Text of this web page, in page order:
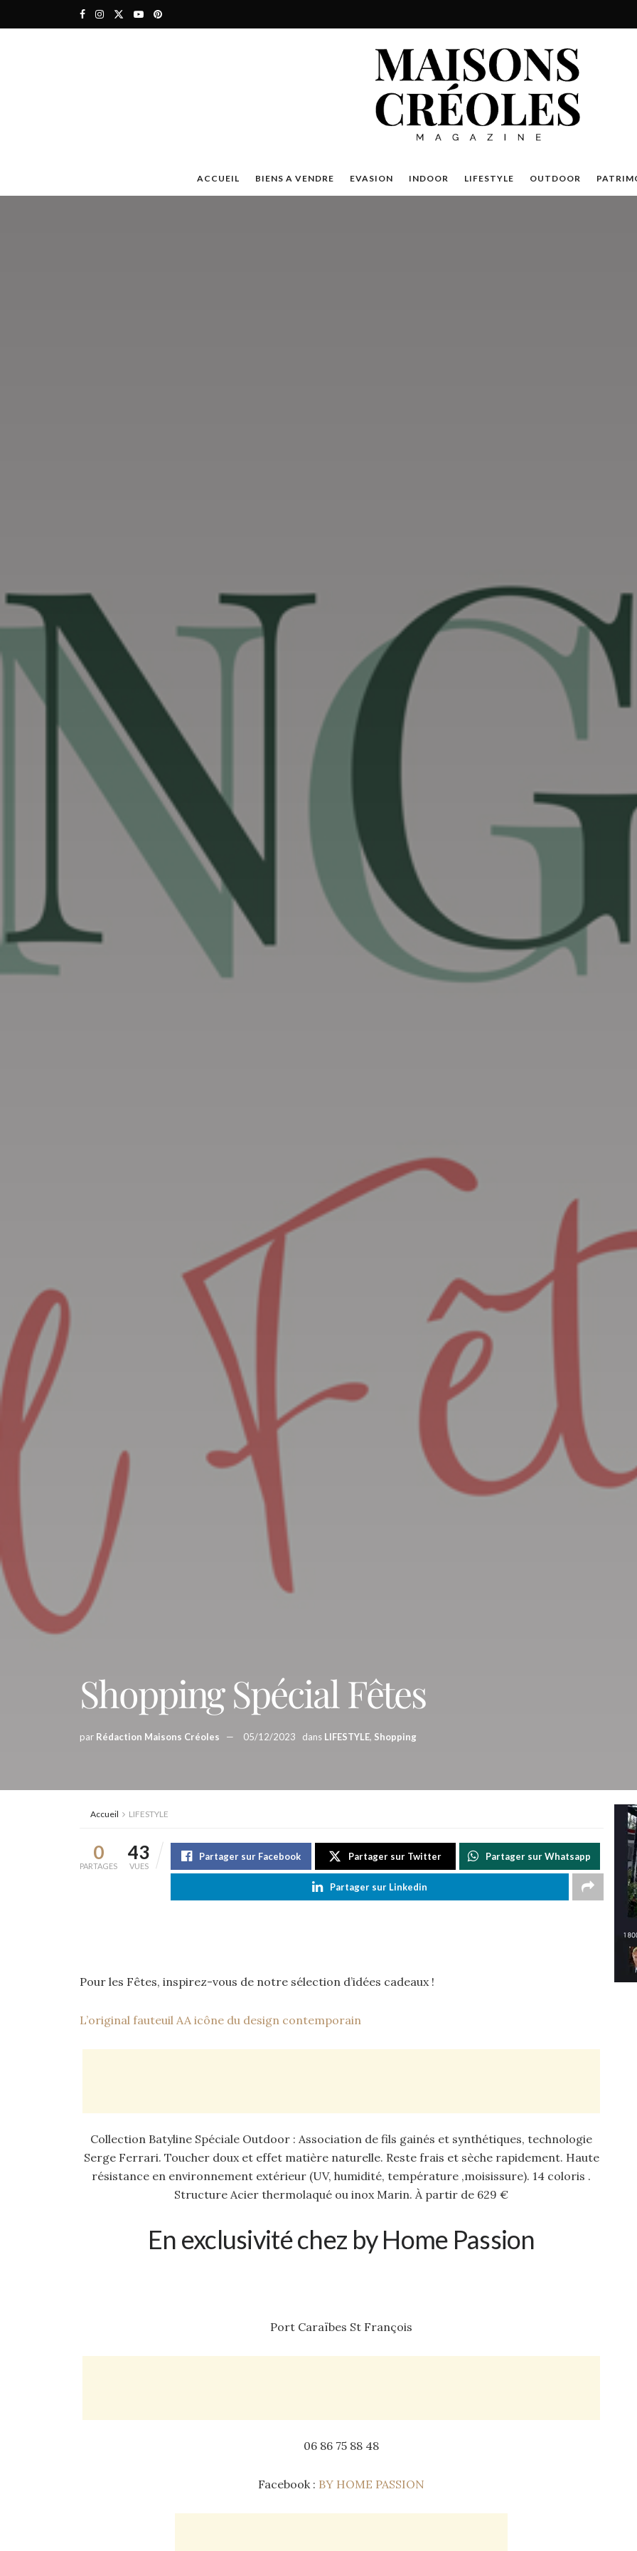
ACCUEIL BIENS A VENDRE EVASION INDOOR LIFESTYLE OUTDOOR
Shopping Spécial Fêtes
par Rédaction Maisons Créoles 05/12/2023 dans LIFESTYLE, Shopping
Accueil LIFESTYLE
0
PARTAGES
43
VUES
Partager sur Facebook Partager sur Twitter Partager sur Whatsapp
Partager sur Linkedin
Pour les Fêtes, inspirez-vous de notre sélection d’idées cadeaux !
L’original fauteuil AA icône du design contemporain
Collection Batyline Spéciale Outdoor : Association de fils gainés et synthétiques, technologie
Serge Ferrari. Toucher doux et effet matière naturelle. Reste frais et sèche rapidement. Haute
résistance en environnement extérieur (UV, humidité, température ,moisissure). 14 coloris .
Structure Acier thermolaqué ou inox Marin. À partir de 629 €
En exclusivité chez by Home Passion
Port Caraïbes St François
06 86 75 88 48
Facebook : BY HOME PASSION